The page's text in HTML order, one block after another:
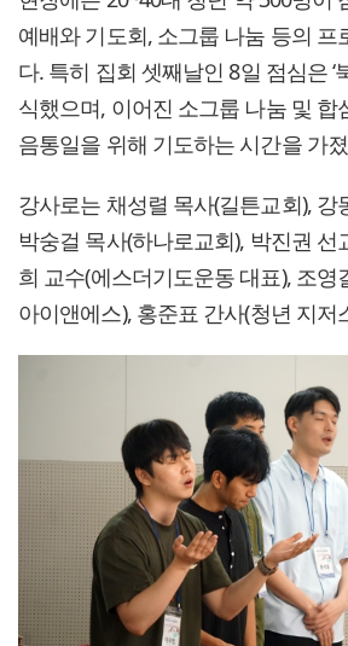
예배와 기도회, 소그룹 나눔 등의 프
다. 특히 집회 셋째날인 8일 점심은 ‘
식했으며, 이어진 소그룹 나눔 및 합
음통일을 위해 기도하는 시간을 가
강사로는 채성렬 목사(길튼교회), 강
박숭걸 목사(하나로교회), 박진권 선
희 교수(에스더기도운동 대표), 조영
아이앤에스), 홍준표 간사(청년 지저